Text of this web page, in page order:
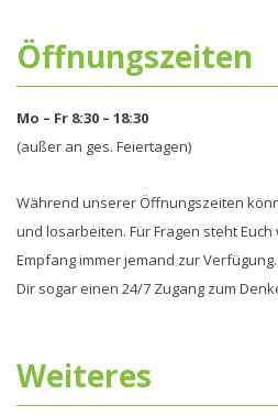
Öffnungszeiten
Mo – Fr 8:30 – 18:30
(außer an ges. Feiertagen)
Während unserer Öffnungszeiten
und losarbeiten. Für Fragen steht
Empfang immer jemand zur
Dir sogar einen 24/7 Zugang zum
Weiteres